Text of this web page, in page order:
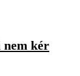
nem kér